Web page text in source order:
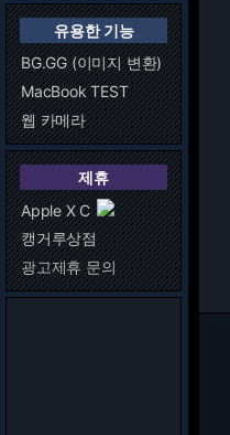
유용한 기능
BG.GG (이미지 변환)
MacBook TEST
웹 카메라
제휴
Apple X C
캥거루상점
광고제휴 문의